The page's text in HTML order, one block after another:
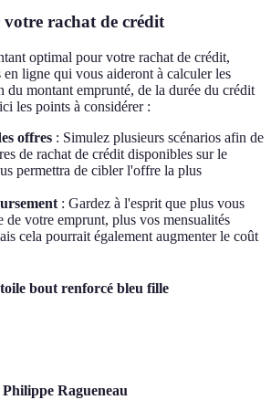
rachat de crédit
optimal pour votre rachat de crédit,
en ligne qui vous aideront à calculer les
du montant emprunté, de la durée du crédit
les points à considérer :
offres : Simulez plusieurs scénarios afin de
de rachat de crédit disponibles sur le
permettra de cibler l'offre la plus
: Gardez à l'esprit que plus vous
de votre emprunt, plus vos mensualités
cela pourrait également augmenter le coût
bout renforcé bleu fille
Ragueneau